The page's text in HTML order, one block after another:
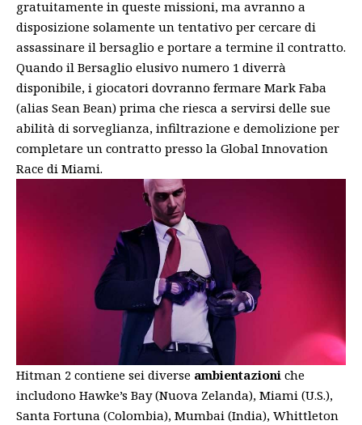
gratuitamente in queste missioni, ma avranno a
disposizione solamente un tentativo per cercare di
assassinare il bersaglio e portare a termine il contratto.
Quando il Bersaglio elusivo numero 1 diverrà
disponibile, i giocatori dovranno fermare Mark Faba
(alias Sean Bean) prima che riesca a servirsi delle sue
abilità di sorveglianza, infiltrazione e demolizione per
completare un contratto presso la Global Innovation
Race di Miami.
Hitman 2 contiene sei diverse ambientazioni che
includono Hawke’s Bay (Nuova Zelanda), Miami (U.S.),
Santa Fortuna (Colombia), Mumbai (India), Whittleton